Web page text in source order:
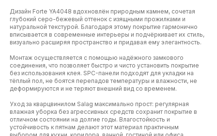
Дизайн Forte YA4048 вдохновлён природным камнем, сочетая
глубокий серо-бежевый оттенок с изящными прожилками и
натуральной текстурой. Благодаря этому покрытие гармонично
вписывается в современные интерьеры и подчёркивает их стиль,
визуально расширяя пространство и придавая ему элегантность.
Монтаж осуществляется с помощью надёжного замкового
соединения, что позволяет быстро и чисто установить покрытие
без использования клея. SPC-панели подходят для укладки на
тёплый пол, не боятся перепадов температуры и влажности, не
деформируются и не теряют внешний вид со временем.
Уход за кварцвинилом Salag максимально прост: регулярная
влажная уборка без агрессивных средств сохранит покрытие в
отличном состоянии на долгие годы. Влагостойкость и
устойчивость к пятнам делают этот материал практичным